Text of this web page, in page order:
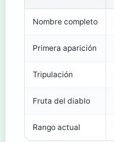
Nombre completo
Primera aparición
Tripulación
Fruta del diablo
Rango actual